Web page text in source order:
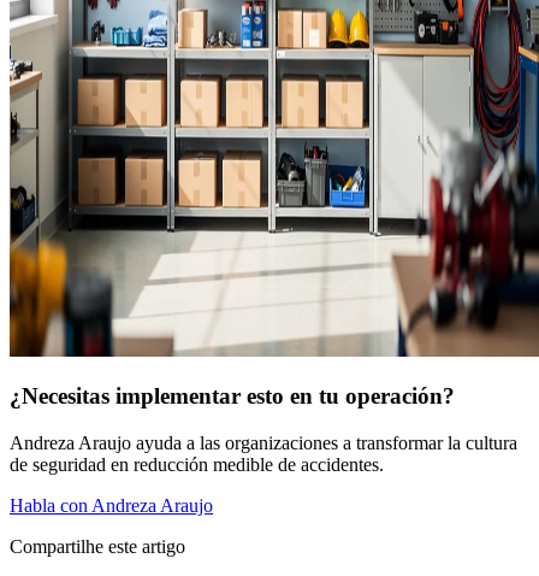
¿Necesitas implementar esto en tu operación?
Andreza Araujo ayuda a las organizaciones a transformar la cultura
de seguridad en reducción medible de accidentes.
Habla con Andreza Araujo
Compartilhe este artigo